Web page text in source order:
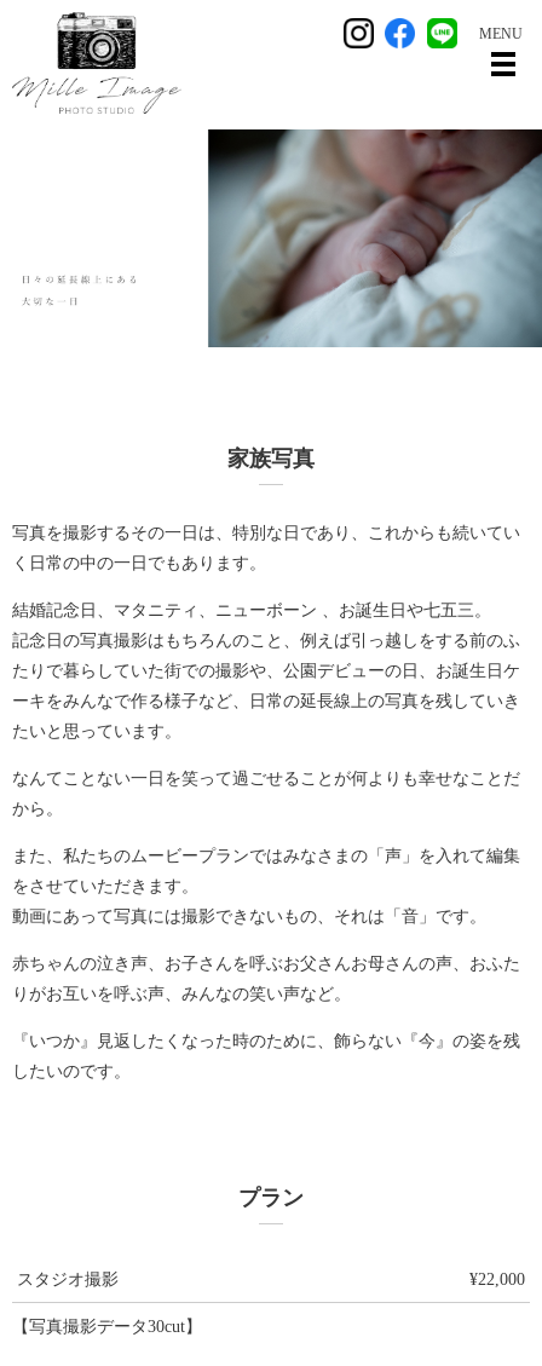
MENU
メ
家族写真
写真を撮影するその一日は、特別な日であり、これからも続いてい
く日常の中の一日でもあります。
結婚記念日、マタニティ、ニューボーン 、お誕生日や七五三。
記念日の写真撮影はもちろんのこと、例えば引っ越しをする前のふ
たりで暮らしていた街での撮影や、公園デビューの日、お誕生日ケ
ーキをみんなで作る様子など、日常の延長線上の写真を残していき
たいと思っています。
なんてことない一日を笑って過ごせることが何よりも幸せなことだ
から。
また、私たちのムービープランではみなさまの「声」を入れて編集
をさせていただきます。
動画にあって写真には撮影できないもの、それは「音」です。
赤ちゃんの泣き声、お子さんを呼ぶお父さんお母さんの声、おふた
りがお互いを呼ぶ声、みんなの笑い声など。
『いつか』見返したくなった時のために、飾らない『今』の姿を残
したいのです。
プラン
スタジオ撮影 ¥22,000
【写真撮影データ30cut】